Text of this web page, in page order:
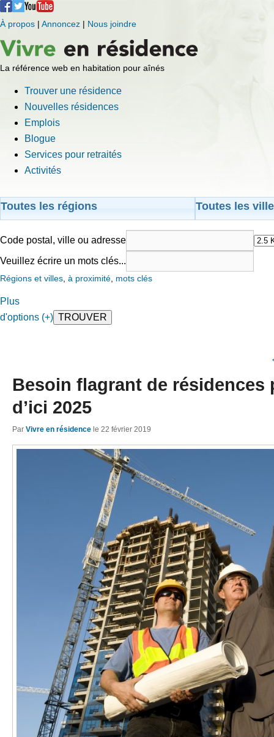
À propos | Annoncez | Nous joindre
La référence web en habitation pour aînés
Trouver une résidence
Nouvelles résidences
Emplois
Blogue
Services pour retraités
Activités
Toutes les régions Toutes les
Code postal, ville ou adresse
Veuillez écrire un mots clés...
Régions et villes à proximité mots clés
Plus
d'options (+)
Besoin flagrant de résidences
d’ici 2025
Par Vivre en résidence le 22 février 2019